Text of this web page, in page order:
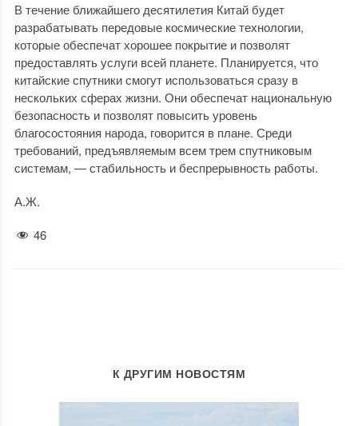
В течение ближайшего десятилетия Китай будет
разрабатывать передовые космические технологии,
которые обеспечат хорошее покрытие и позволят
предоставлять услуги всей планете. Планируется, что
китайские спутники смогут использоваться сразу в
нескольких сферах жизни. Они обеспечат национальную
безопасность и позволят повысить уровень
благосостояния народа, говорится в плане. Среди
требований, предъявляемым всем трем спутниковым
системам, — стабильность и беспрерывность работы.
А.Ж.
46
К ДРУГИМ НОВОСТЯМ